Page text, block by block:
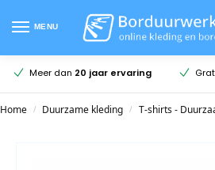
MENU
Meer dan 20 jaar ervaring
Home / Duurzame kleding / T-shirts -